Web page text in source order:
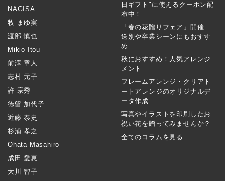
NAGISA
牧 まゆ実
渡部 慎也
Mikio Itou
前澤 章人
志村 元子
許 宗秀
徳留 加代子
近藤 泰史
杉浦 孝之
Ohata Masahiro
成田 愛恵
大川 智子
日ギフト"に使えるクーポン配
布中！
「春の花贈りフェア」開催｜
送別や卒業シーンにもおすす
め
秋におすすめ！人気アレンジ
メント
フレームアレンジ・クリアト
ートアレンジのオリジナルデ
ータ作成
写真やイラストを印刷したお
祝い花を贈ってみませんか？
全てのコラムを見る